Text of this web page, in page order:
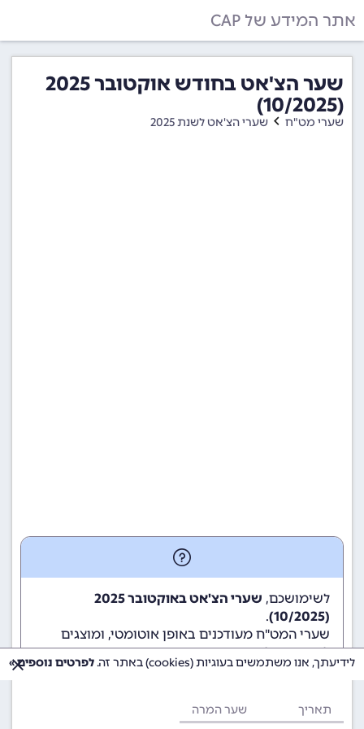
אתר המידע של CAP
שער הצ'אט בחודש אוקטובר 2025
(10/2025)
שערי מט"ח שערי הצ'אט לשנת 2025
לשימושכם,
שערי הצ'אט באוקטובר 2025
(10/2025)
.
שערי המט"ח מעודכנים באופן אוטומטי, ומוצגים
לשימוש גולשי ומשתמשי האתר.
תאריך שער המרה
לידיעתך, אנו משתמשים בעוגיות (cookies) באתר זה. לפרטים נוספים »